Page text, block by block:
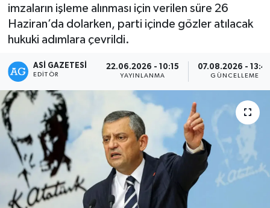
imzaların işleme alınması için verilen süre 26
Haziran’da dolarken, parti içinde gözler atılacak
hukuki adımlara çevrildi.
ASI GAZETESI
EDITÖR
22.06.2026 - 10:15
YAYINLANMA
07.08.2026 -
GÜNCELLEME